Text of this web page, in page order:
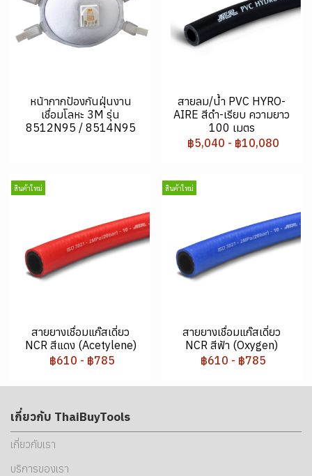
หน้ากากป้องกันฝุ่นงาน
เชื่อมโลหะ 3M รุ่น
8512N95 / 8514N95
สายลม/น้ำ PVC HYRO-
AIRE สีดำ-เรียบ ความยาว
100 เมตร
฿5,040 - ฿10,080
สินค้าใหม่
สายยางเชื่อมแก๊สเดี่ยว
NCR สีแดง (Acetylene)
฿610 - ฿785
สินค้าใหม่
สายยางเชื่อมแก๊สเดี่ยว
NCR สีฟ้า (Oxygen)
฿610 - ฿785
เกี่ยวกับ ThaiBuyTools
เกี่ยวกับเรา
บริการของเรา